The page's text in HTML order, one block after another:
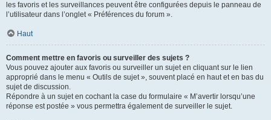
les favoris et les surveillances peuvent être configurées depuis le panneau de
l’utilisateur dans l’onglet « Préférences du forum ».
Haut
Comment mettre en favoris ou surveiller des sujets ?
Vous pouvez ajouter aux favoris ou surveiller un sujet en cliquant sur le lien
approprié dans le menu « Outils de sujet », souvent placé en haut et en bas du
sujet de discussion.
Répondre à un sujet en cochant la case du formulaire « M’avertir lorsqu’une
réponse est postée » vous permettra également de surveiller le sujet.